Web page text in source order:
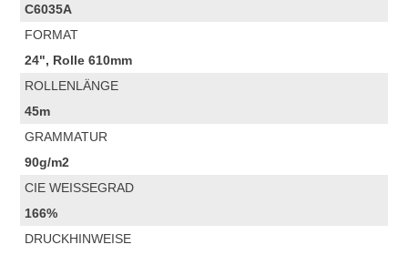
C6035A
FORMAT
24", Rolle 610mm
ROLLENLÄNGE
45m
GRAMMATUR
90g/m2
CIE WEISSEGRAD
166%
DRUCKHINWEISE